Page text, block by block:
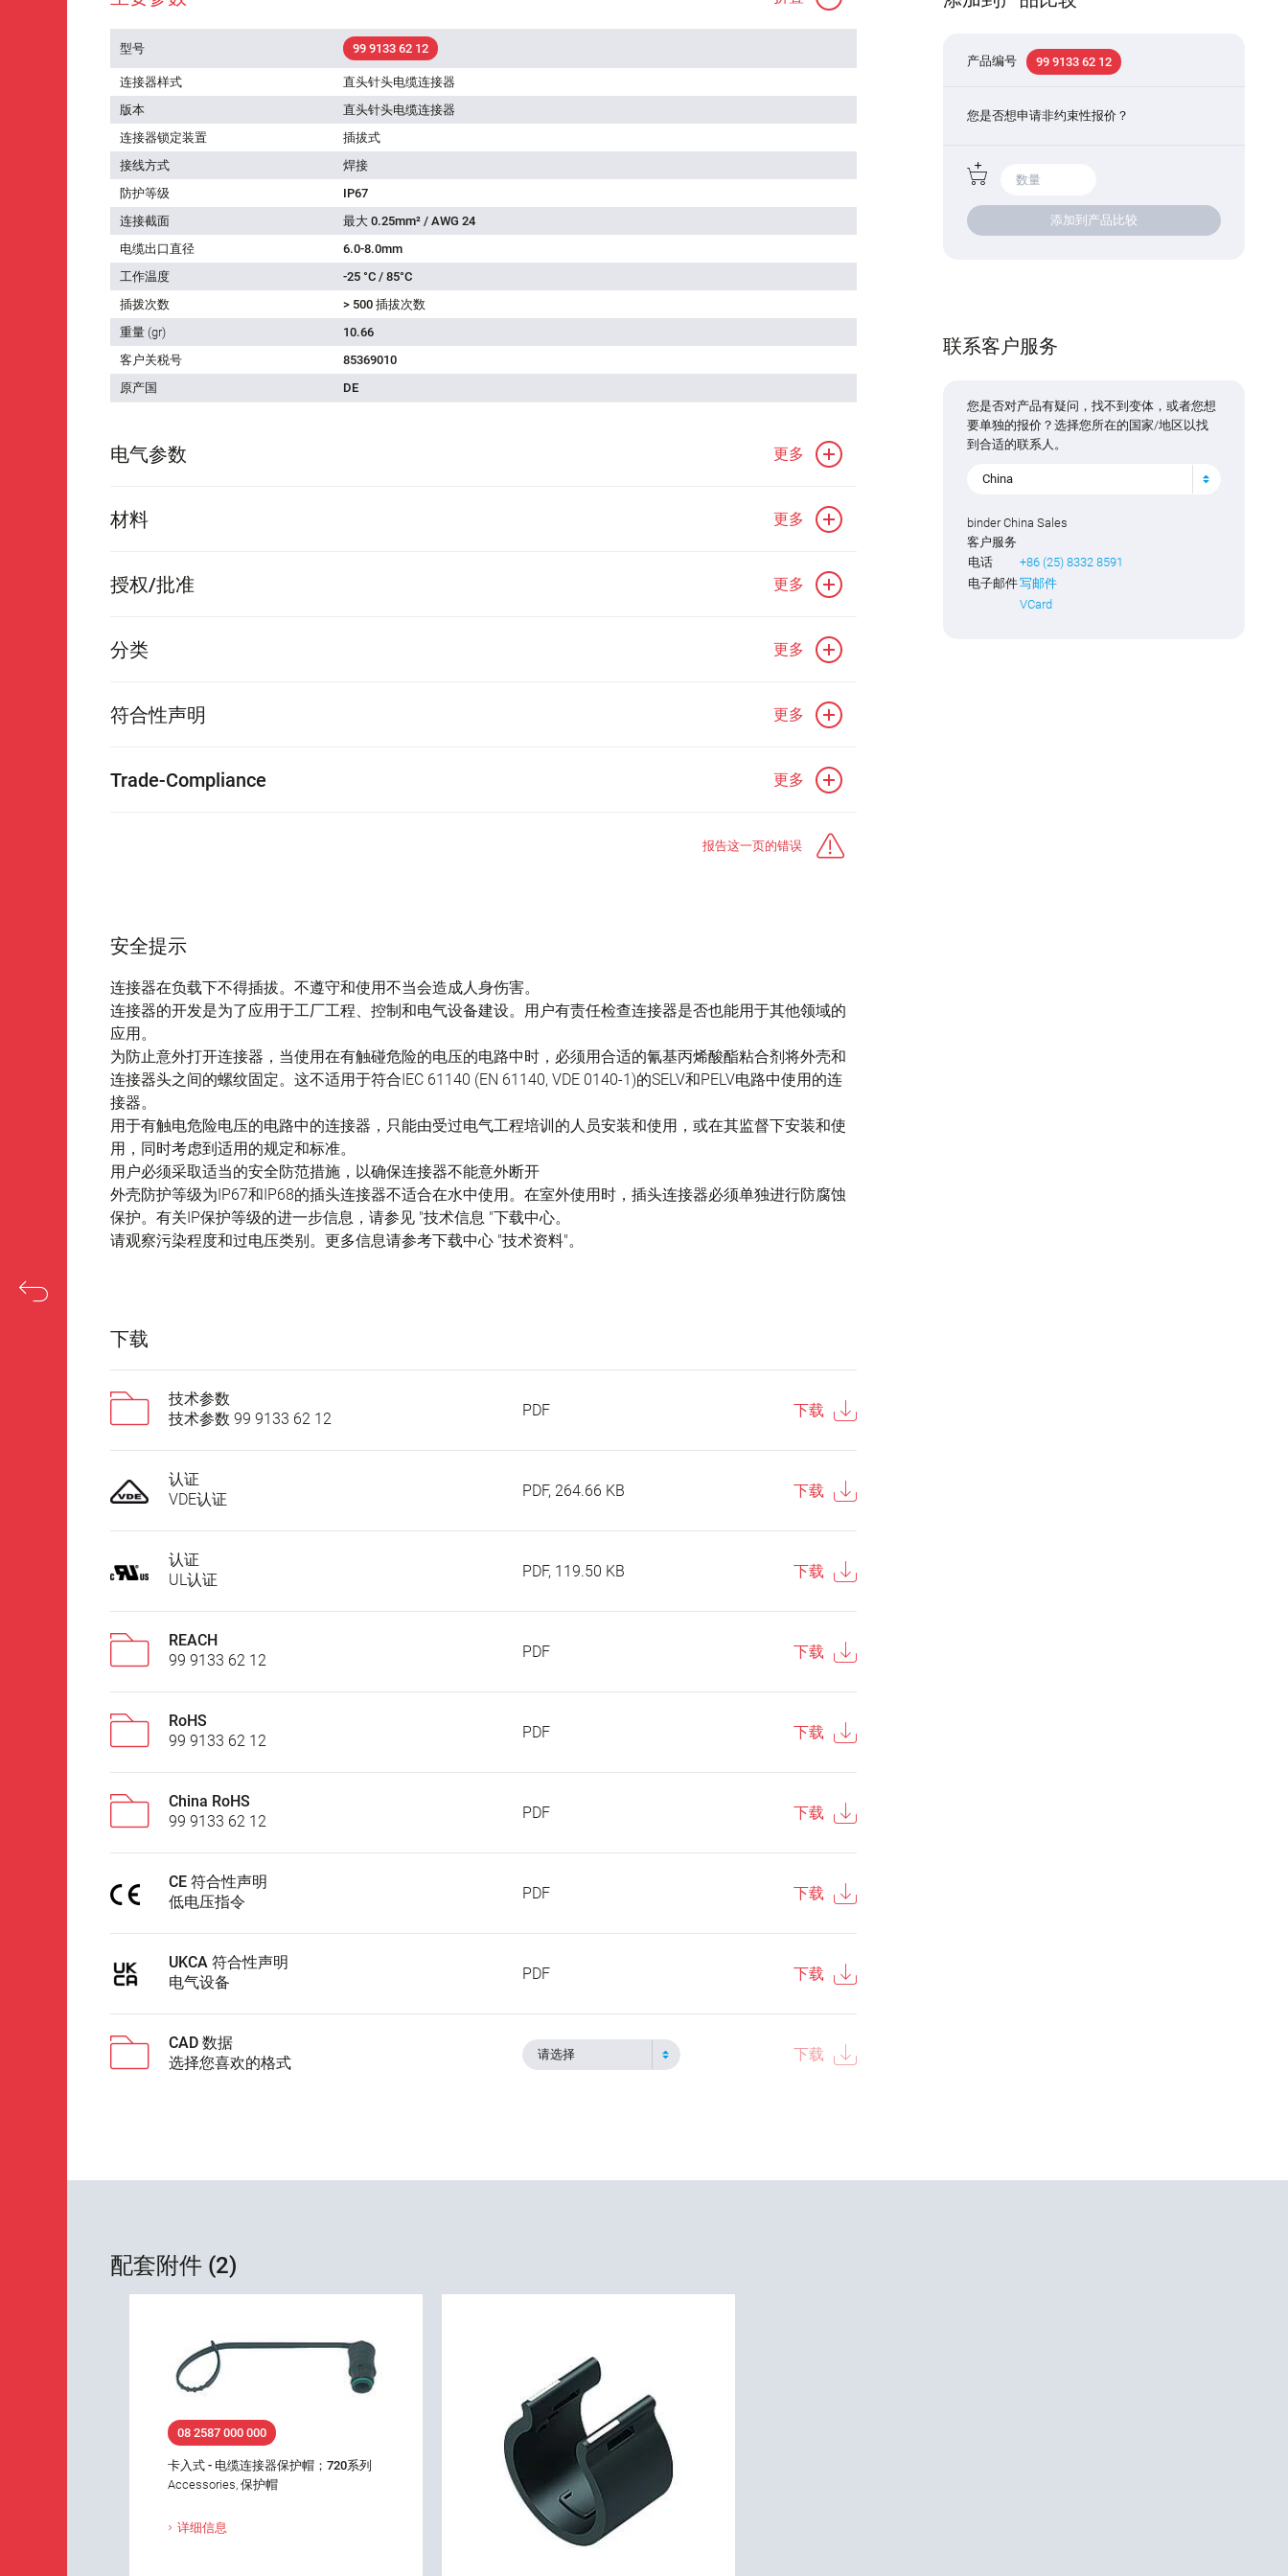
型号 99 9133 62 12
连接器样式
直头针头电缆连接器
版本
直头针头电缆连接器
连接器锁定装置
插拔式
接线方式
焊接
防护等级
IP67
连接截面
最大 0.25mm² / AWG 24
电缆出口直径
6.0-8.0mm
工作温度
-25 °C / 85°C
插拨次数
> 500 插拔次数
重量 (gr)
10.66
客户关税号
85369010
原产国
DE
电气参数 更多
材料 更多
授权/批准 更多
分类 更多
符合性声明 更多
Trade-Compliance 更多
报告这一页的错误
安全提示
连接器在负载下不得插拔。不遵守和使用不当会造成人身伤害。
连接器的开发是为了应用于工厂工程、控制和电气设备建设。用户有责任检查连接器是否也能用于其他领域的
应用。
为防止意外打开连接器，当使用在有触碰危险的电压的电路中时，必须用合适的氰基丙烯酸酯粘合剂将外壳和
连接器头之间的螺纹固定。这不适用于符合IEC 61140 (EN 61140, VDE 0140-1)的SELV和PELV电路中使用的连
接器。
用于有触电危险电压的电路中的连接器，只能由受过电气工程培训的人员安装和使用，或在其监督下安装和使
用，同时考虑到适用的规定和标准。
用户必须采取适当的安全防范措施，以确保连接器不能意外断开
外壳防护等级为IP67和IP68的插头连接器不适合在水中使用。在室外使用时，插头连接器必须单独进行防腐蚀
保护。有关IP保护等级的进一步信息，请参见 "技术信息 "下载中心。
请观察污染程度和过电压类别。更多信息请参考下载中心 "技术资料"。
下载
技术参数
技术参数 99 9133 62 12
PDF 下载
认证
VDE认证
PDF, 264.66 KB 下载
认证
UL认证
PDF, 119.50 KB 下载
REACH
99 9133 62 12
PDF 下载
RoHS
99 9133 62 12
PDF 下载
China RoHS
99 9133 62 12
PDF 下载
CE 符合性声明
低电压指令
PDF 下载
UKCA 符合性声明
电气设备
PDF 下载
CAD 数据
选择您喜欢的格式
请选择 下载
产品编号 99 9133 62 12
您是否想申请非约束性报价？
添加到产品比较
联系客户服务
您是否对产品有疑问，找不到变体，或者您想
要单独的报价？选择您所在的国家/地区以找
到合适的联系人。
China
binder China Sales
客户服务
电话
+86 (25) 8332 8591
电子邮件写邮件
VCard
配套附件 (2)
08 2587 000 000
卡入式 - 电缆连接器保护帽；720系列
Accessories, 保护帽
详细信息